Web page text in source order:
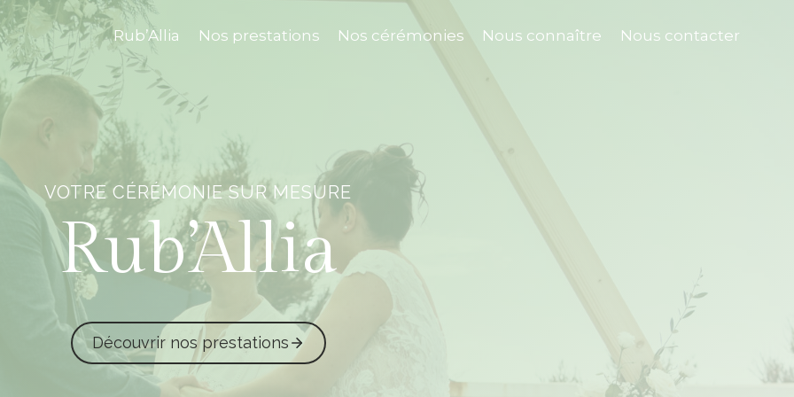
Rub’Allia Nos prestations Nos cérémonies Nous connaître Nous contacter
VOTRE CÉRÉMONIE SUR MESURE
Rub’Allia
Découvrir nos prestations